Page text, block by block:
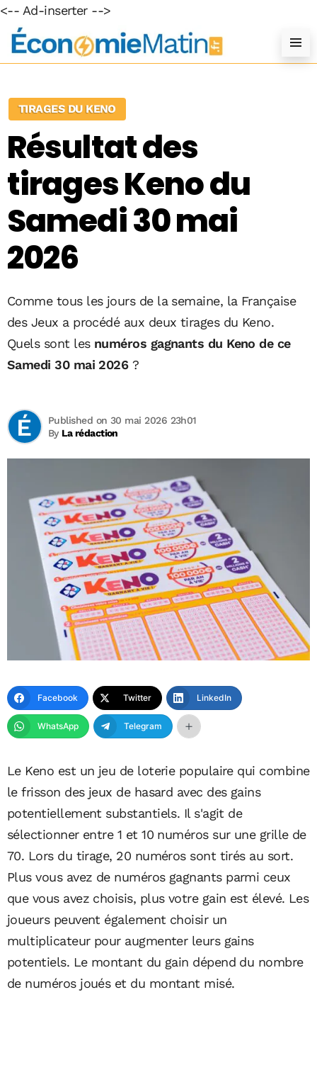
<-- Ad-inserter -->
TIRAGES DU KENO
Résultat des
tirages Keno du
Samedi 30 mai
2026
Comme tous les jours de la semaine, la Française
des Jeux a procédé aux deux tirages du Keno.
Quels sont les numéros gagnants du Keno de ce
Samedi 30 mai 2026 ?
By La rédaction
Published on 30 mai 2026 23h01
Facebook Twitter LinkedIn
WhatsApp Telegram
Le Keno est un jeu de loterie populaire qui combine
le frisson des jeux de hasard avec des gains
potentiellement substantiels. Il s'agit de
sélectionner entre 1 et 10 numéros sur une grille de
70. Lors du tirage, 20 numéros sont tirés au sort.
Plus vous avez de numéros gagnants parmi ceux
que vous avez choisis, plus votre gain est élevé. Les
joueurs peuvent également choisir un
multiplicateur pour augmenter leurs gains
potentiels. Le montant du gain dépend du nombre
de numéros joués et du montant misé.